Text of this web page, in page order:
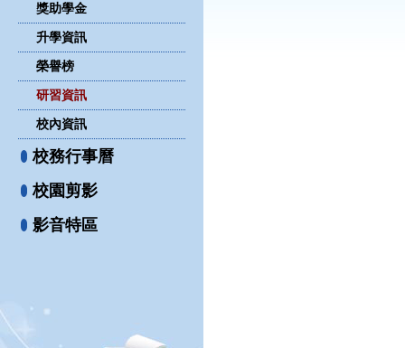
獎助學金
升學資訊
榮譽榜
研習資訊
校內資訊
校務行事曆
校園剪影
影音特區